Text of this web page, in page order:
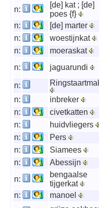
n:
[de] kat ; [de]
poes {f}
n:
[de] marter
n:
woestijnkat
n:
moeraskat
n:
jaguarundi
n:
n:
inbreker
n:
civetkatten
n:
huidvliegers
n:
Pers
n:
Siamees
n:
Abessijn
n:
bengaalse
tijgerkat
n:
manoel